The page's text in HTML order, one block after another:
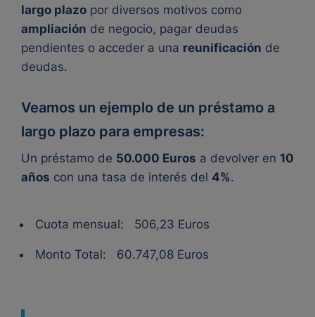
largo plazo por diversos motivos como
ampliación de negocio, pagar deudas
pendientes o acceder a una reunificación de
deudas.
Veamos un ejemplo de un préstamo a
largo plazo para empresas:
Un préstamo de 50.000 Euros a devolver en 10
años con una tasa de interés del 4%.
Cuota mensual: 506,23 Euros
Monto Total: 60.747,08 Euros